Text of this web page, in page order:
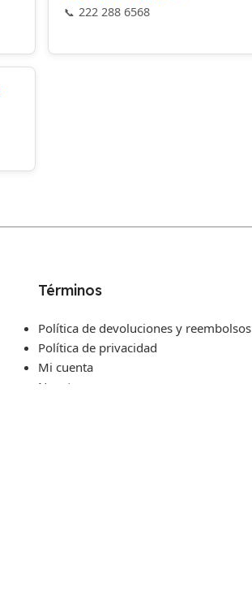
222 288 6568
Términos
Política de devoluciones y reembolsos
Política de privacidad
Mi cuenta
Nosotros